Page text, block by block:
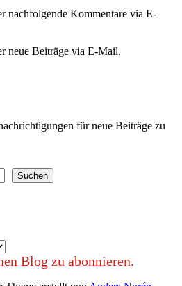
nachfolgende Kommentare via E-
neue Beiträge via E-Mail.
für neue Beiträge zu
Suchen
Blog zu abonnieren.